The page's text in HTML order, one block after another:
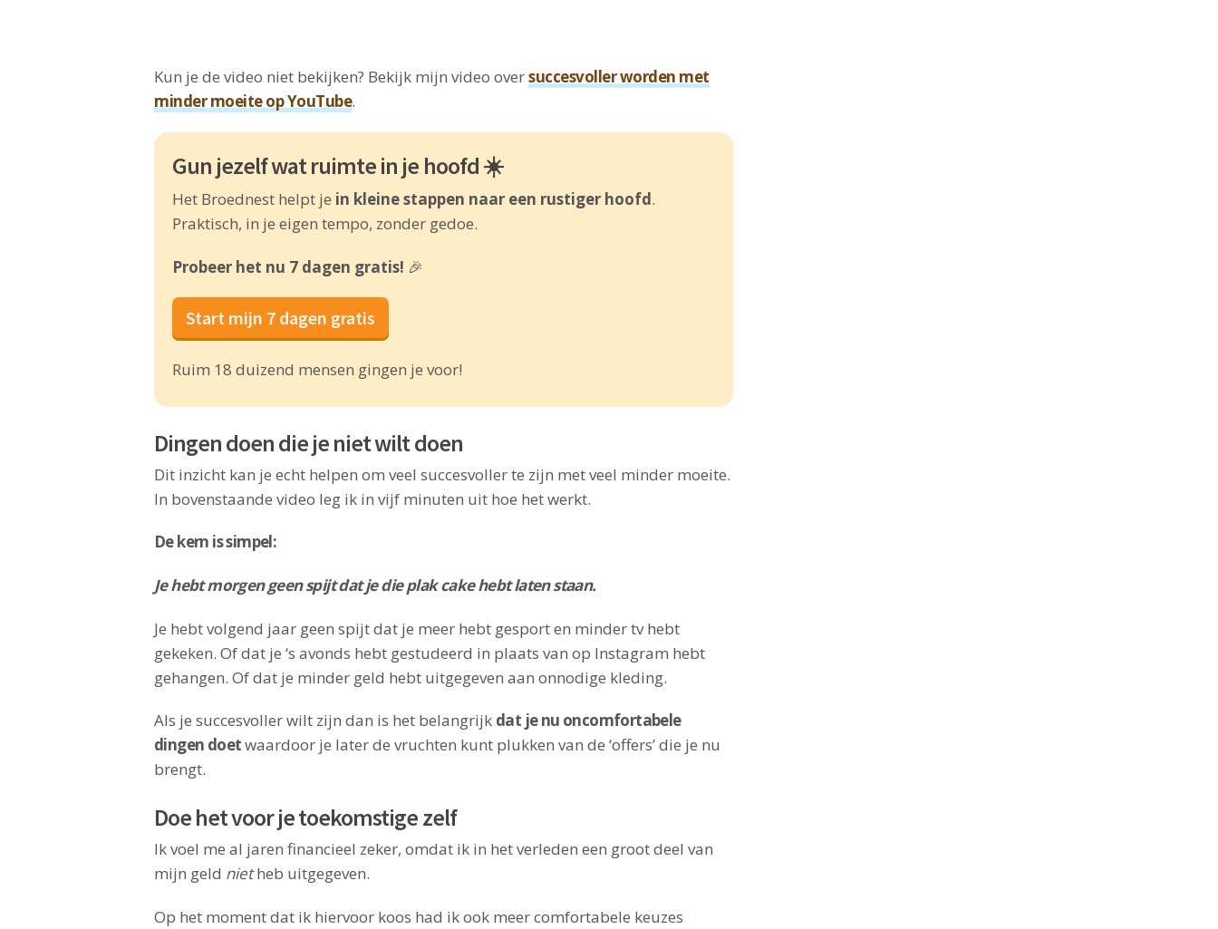
Kun je de video niet bekijken? Bekijk mijn video oversuccesvoller worden met
minder moeite op YouTube.
Gun jezelf wat ruimte in je hoofd ☀️
Het Broednest helpt je in kleine stappen naar een rustiger hoofd.
Praktisch, in je eigen tempo, zonder gedoe.
Probeer het nu 7 dagen gratis! 🎉
Start mijn 7 dagen gratis
Ruim 18 duizend mensen gingen je voor!
Dingen doen die je niet wilt doen
Dit inzicht kan je echt helpen om veel succesvoller te zijn met veel minder moeite.
In bovenstaande video leg ik in vijf minuten uit hoe het werkt.
De kern is simpel:
Je hebt morgen geen spijt dat je die plak cake hebt laten staan.
Je hebt volgend jaar geen spijt dat je meer hebt gesport en minder tv hebt
gekeken. Of dat je ‘s avonds hebt gestudeerd in plaats van op Instagram hebt
gehangen. Of dat je minder geld hebt uitgegeven aan onnodige kleding.
Als je succesvoller wilt zijn dan is het belangrijk dat je nu oncomfortabele
dingen doetwaardoor je later de vruchten kunt plukken van de ‘offers’ die je nu
brengt.
Doe het voor je toekomstige zelf
Ik voel me al jaren financieel zeker, omdat ik in het verleden een groot deel van
mijn geld nietheb uitgegeven.
Op het moment dat ik hiervoor koos had ik ook meer comfortabele keuzes